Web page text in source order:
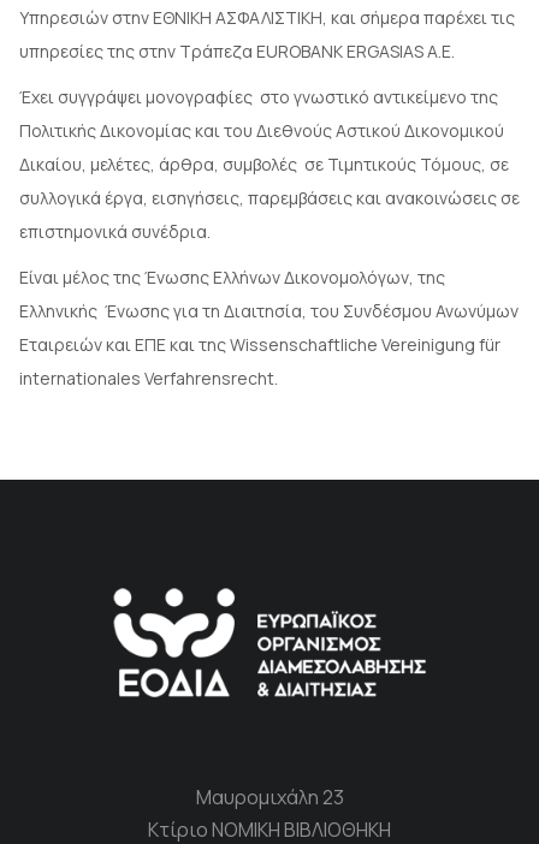
Υπηρεσιών στην ΕΘΝΙΚΗ ΑΣΦΑΛΙΣΤΙΚΗ, και σήμερα παρέχει τις
υπηρεσίες της στην Τράπεζα EUROBANK ERGASIAS A.E.
Έχει συγγράψει μονογραφίες στο γνωστικό αντικείμενο της
Πολιτικής Δικονομίας και του Διεθνούς Αστικού Δικονομικού
Δικαίου, μελέτες, άρθρα, συμβολές σε Τιμητικούς Τόμους, σε
συλλογικά έργα, εισηγήσεις, παρεμβάσεις και ανακοινώσεις σε
επιστημονικά συνέδρια.
Eίναι μέλος της Ένωσης Ελλήνων Δικονομολόγων, της
Ελληνικής Ένωσης για τη Διαιτησία, του Συνδέσμου Ανωνύμων
Εταιρειών και ΕΠΕ και της Wissenschaftliche Vereinigung für
internationales Verfahrensrecht.
Μαυρομιχάλη 23
Κτίριο ΝΟΜΙΚΗ ΒΙΒΛΙΟΘΗΚΗ